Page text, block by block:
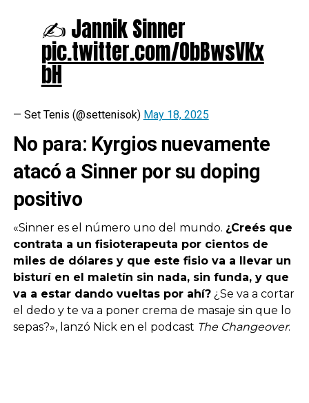
✍️ Jannik Sinner
pic.twitter.com/ObBwsVKx
bH
— Set Tenis (@settenisok) May 18, 2025
No para: Kyrgios nuevamente
atacó a Sinner por su doping
positivo
«Sinner es el número uno del mundo. ¿Creés que
contrata a un fisioterapeuta por cientos de
miles de dólares y que este fisio va a llevar un
bisturí en el maletín sin nada, sin funda, y que
va a estar dando vueltas por ahí?¿Se va a cortar
el dedo y te va a poner crema de masaje sin que lo
sepas?», lanzó Nick en el podcast The Changeover.